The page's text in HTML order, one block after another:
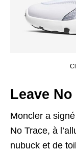
Leave
Moncler a
No Trace, à
nubuck et de